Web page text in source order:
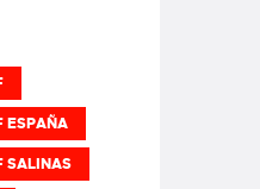
ESPAÑA
SALINAS